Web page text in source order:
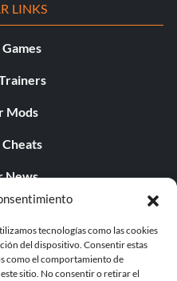
tecnologías como las cookies
del dispositivo. Consentir estas
como el comportamiento de
sitio. No consentir o retirar el
LINKS
Mods
News
Games